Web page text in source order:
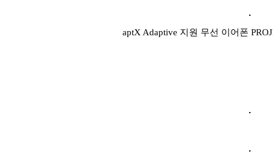
aptX Adaptive 지원 무선 이어폰